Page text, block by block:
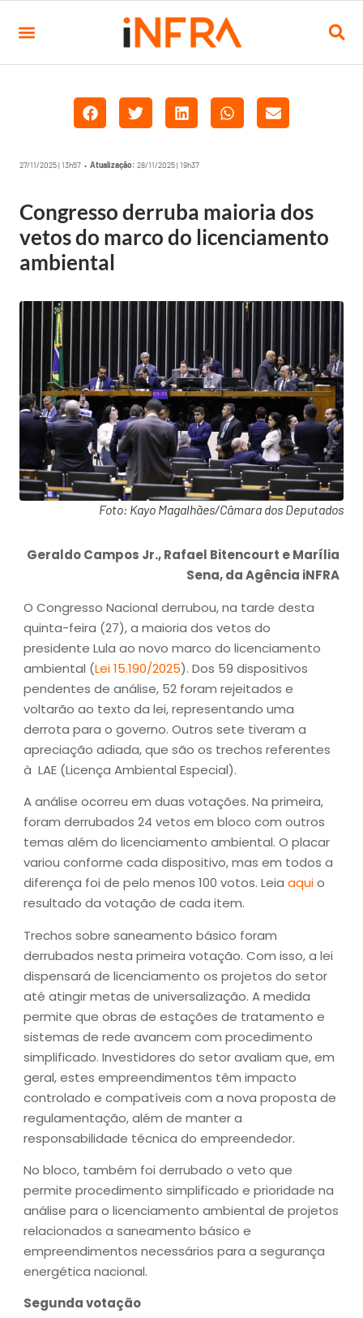
27/11/2025 | 13h57 • Atualização: 28/11/2025 | 19h37
Congresso derruba maioria dos
vetos do marco do licenciamento
ambiental
Foto: Kayo Magalhães/Câmara dos Deputados
Geraldo Campos Jr., Rafael Bitencourt e Marília
Sena, da Agência iNFRA
O Congresso Nacional derrubou, na tarde desta
quinta-feira (27), a maioria dos vetos do
presidente Lula ao novo marco do licenciamento
ambiental (Lei 15.190/2025). Dos 59 dispositivos
pendentes de análise, 52 foram rejeitados e
voltarão ao texto da lei, representando uma
derrota para o governo. Outros sete tiveram a
apreciação adiada, que são os trechos referentes
à LAE (Licença Ambiental Especial).
A análise ocorreu em duas votações. Na primeira,
foram derrubados 24 vetos em bloco com outros
temas além do licenciamento ambiental. O placar
variou conforme cada dispositivo, mas em todos a
diferença foi de pelo menos 100 votos. Leia aquio
resultado da votação de cada item.
Trechos sobre saneamento básico foram
derrubados nesta primeira votação. Com isso, a lei
dispensará de licenciamento os projetos do setor
até atingir metas de universalização. A medida
permite que obras de estações de tratamento e
sistemas de rede avancem com procedimento
simplificado. Investidores do setor avaliam que, em
geral, estes empreendimentos têm impacto
controlado e compatíveis com a nova proposta de
regulamentação, além de manter a
responsabilidade técnica do empreendedor.
No bloco, também foi derrubado o veto que
permite procedimento simplificado e prioridade na
análise para o licenciamento ambiental de projetos
relacionados a saneamento básico e
empreendimentos necessários para a segurança
energética nacional.
Segunda votação